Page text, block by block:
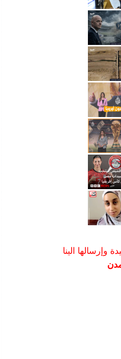
وإرسالها الينا